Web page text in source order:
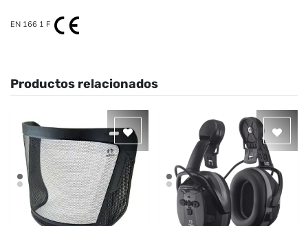
EN 166 1 F
Productos relacionados